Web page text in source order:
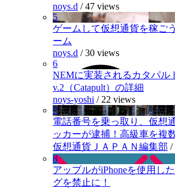
noys.d /47 views
5
ゲームして仮想通貨を稼ご
ーム
noys.d /30 views
6
NEMに実装されるカタパル
v.2（Catapult）の詳細
noys-yoshi / 22 views
7
電話番号を乗っ取り、仮想
ッカーが逮捕！高級車を複
仮想通貨ＪＡＰＡＮ編集部 /
8
アップルがiPhoneを使用し
グを禁止に！